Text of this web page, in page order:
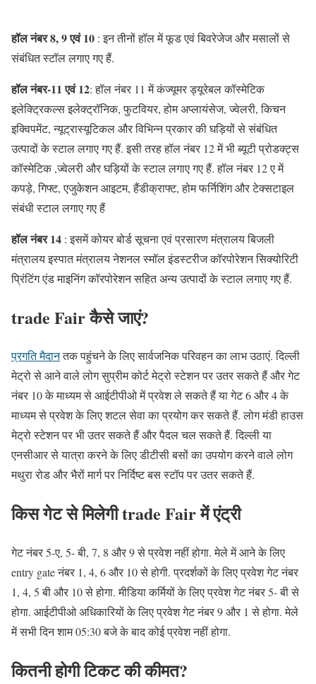
हॉल नंबर 8, 9 एवं 10 : इन तीनों हॉल में फूड एवं बिवरेजेज और मसालों से
संबंधित स्टॉल लगाए गए हैं.
हॉल नंबर-11 एवं 12: हॉल नंबर 11 में कंज्यूमर ड्यूरेबल कॉस्मेटिक
इलेक्ट्रिकल्स इलेक्ट्रॉनिक, फुटवियर, होम अप्लायंसेज, ज्वेलरी, किचन
इक्विपमेंट, न्यूट्रास्यूटिकल और विभिन्न प्रकार की घड़ियों से संबंधित
उत्पादों के स्टाल लगाए गए हैं. इसी तरह हॉल नंबर 12 में भी ब्यूटी प्रोडक्ट्स
कॉस्मेटिक ,ज्वेलरी और घड़ियों के स्टाल लगाए गए हैं. हॉल नंबर 12 ए में
कपड़े, गिफ्ट, एजुकेशन आइटम, हैंडीक्राफ्ट, होम फर्निशिंग और टेक्सटाइल
संबंधी स्टाल लगाए गए हैं
हॉल नंबर 14 : इसमें कोयर बोर्ड सूचना एवं प्रसारण मंत्रालय बिजली
मंत्रालय इस्पात मंत्रालय नेशनल स्मॉल इंडस्टरीज कॉरपोरेशन सिक्योरिटी
प्रिंटिंग एंड माइनिंग कॉरपोरेशन सहित अन्य उत्पादों के स्टाल लगाए गए हैं.
trade Fair कैसे जाएं?
प्रगति मैदानतक पहुंचने के लिए सार्वजनिक परिवहन का लाभ उठाएं. दिल्ली
मेट्रो से आने वाले लोग सुप्रीम कोर्ट मेट्रो स्टेशन पर उतर सकते हैं और गेट
नंबर 10 के माध्यम से आईटीपीओ में प्रवेश ले सकते हैं या गेट 6 और 4 के
माध्यम से प्रवेश के लिए शटल सेवा का प्रयोग कर सकते हैं. लोग मंडी हाउस
मेट्रो स्टेशन पर भी उतर सकते हैं और पैदल चल सकते हैं. दिल्ली या
एनसीआर से यात्रा करने के लिए डीटीसी बसों का उपयोग करने वाले लोग
मथुरा रोड और भैरों मार्ग पर निर्दिष्ट बस स्टॉप पर उतर सकते हैं.
किस गेट से मिलेगी trade Fair में एंट्री
गेट नंबर 5-ए, 5- बी, 7, 8 और 9 से प्रवेश नहीं होगा. मेले में आने के लिए
entry gate नंबर 1, 4, 6 और 10 से होगी. प्रदर्शकों के लिए प्रवेश गेट नंबर
1, 4, 5 बी और 10 से होगा. मीडिया कर्मियों के लिए प्रवेश गेट नंबर 5- बी से
होगा. आईटीपीओ अधिकारियों के लिए प्रवेश गेट नंबर 9 और 1 से होगा. मेले
में सभी दिन शाम 05:30 बजे के बाद कोई प्रवेश नहीं होगा.
कितनी होगी टिकट की कीमत?